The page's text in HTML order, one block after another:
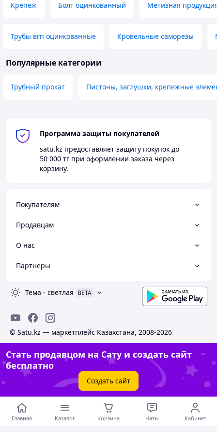
Крепеж Болт оцинкованный Метизная
Трубы вгп оцинкованные Кровельные саморезы
Популярные категории
Трубный прокат Пистоны, заглушки, крепежные
Программа защиты покупателей
satu.kz предоставляет защиту покупок до
50 000 тг при оформлении заказа через
корзину.
Покупателям
Продавцам
О нас
Партнеры
Тема - светлая BETA
© Satu.kz — маркетплейс Казахстана, 2008-2026
Стать продавцом на Сату и создать сайт
бесплатно
Создать сайт
Главная Каталог Корзина Чаты Кабинет